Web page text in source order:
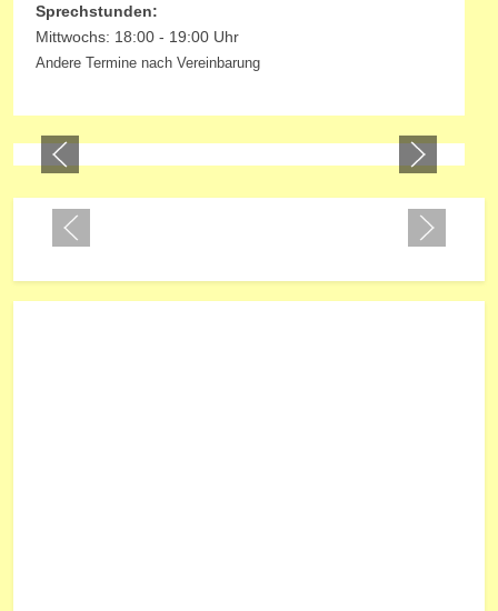
Sprechstunden:
Mittwochs: 18:00 - 19:00 Uhr
Andere Termine nach Vereinbarung